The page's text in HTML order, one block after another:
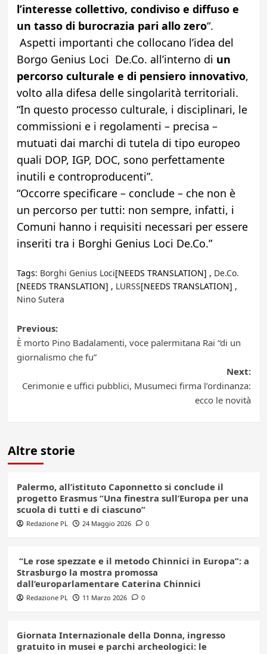
l’interesse collettivo, condiviso e diffuso e
un tasso di burocrazia pari allo zero“.
Aspetti importanti che collocano l’idea del
Borgo Genius Loci De.Co. all’interno di un
percorso culturale e di pensiero innovativo,
volto alla difesa delle singolarità territoriali.
“In questo processo culturale, i disciplinari, le
commissioni e i regolamenti – precisa –
mutuati dai marchi di tutela di tipo europeo
quali DOP, IGP, DOC, sono perfettamente
inutili e controproducenti”.
“Occorre specificare – conclude – che non è
un percorso per tutti: non sempre, infatti, i
Comuni hanno i requisiti necessari per essere
inseriti tra i Borghi Genius Loci De.Co.”
Tags: Borghi Genius Loci[NEEDS TRANSLATION] , De.Co.
[NEEDS TRANSLATION] , LURSS[NEEDS TRANSLATION] ,
Nino Sutera
Post
navigation
Previous:
È morto Pino Badalamenti, voce palermitana Rai “di un
giornalismo che fu”
Next:
Cerimonie e uffici pubblici, Musumeci firma l’ordinanza:
ecco le novità
Altre storie
Palermo, all’istituto Caponnetto si conclude il
progetto Erasmus “Una finestra sull’Europa per una
scuola di tutti e di ciascuno”
Redazione PL 24 Maggio 2026 0
“Le rose spezzate e il metodo Chinnici in Europa”: a
Strasburgo la mostra promossa
dall’europarlamentare Caterina Chinnici
Redazione PL 11 Marzo 2026 0
Giornata Internazionale della Donna, ingresso
gratuito in musei e parchi archeologici: le